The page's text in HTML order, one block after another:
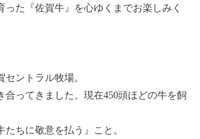
った『佐賀牛』を心ゆくまでお楽しみく
ントラル牧場。
合ってきました。現在450頭ほどの牛を飼
ちに敬意を払う』こと。